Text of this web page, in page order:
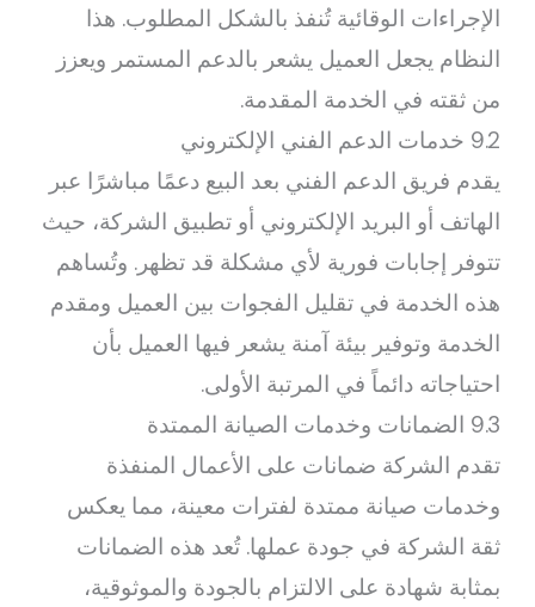
الإجراءات الوقائية تُنفذ بالشكل المطلوب. هذا
النظام يجعل العميل يشعر بالدعم المستمر ويعزز
من ثقته في الخدمة المقدمة.
9.2 خدمات الدعم الفني الإلكتروني
يقدم فريق الدعم الفني بعد البيع دعمًا مباشرًا عبر
الهاتف أو البريد الإلكتروني أو تطبيق الشركة، حيث
تتوفر إجابات فورية لأي مشكلة قد تظهر. وتُساهم
هذه الخدمة في تقليل الفجوات بين العميل ومقدم
الخدمة وتوفير بيئة آمنة يشعر فيها العميل بأن
احتياجاته دائماً في المرتبة الأولى.
9.3 الضمانات وخدمات الصيانة الممتدة
تقدم الشركة ضمانات على الأعمال المنفذة
وخدمات صيانة ممتدة لفترات معينة، مما يعكس
ثقة الشركة في جودة عملها. تُعد هذه الضمانات
بمثابة شهادة على الالتزام بالجودة والموثوقية،